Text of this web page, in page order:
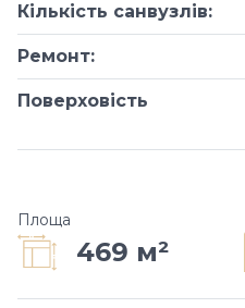
Кількість санвузлів:
Ремонт:
Поверховість
Площа
469 м²